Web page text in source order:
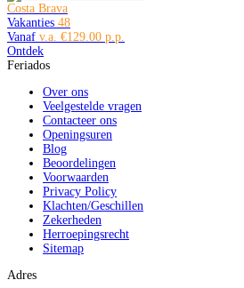
Costa Brava
Vakanties 48
Vanaf
€129.00
Ontdek
Feriados
Over ons
Veelgestelde vragen
Contacteer ons
Openingsuren
Blog
Beoordelingen
Voorwaarden
Privacy Policy
Klachten/Geschillen
Zekerheden
Herroepingsrecht
Sitemap
Adres